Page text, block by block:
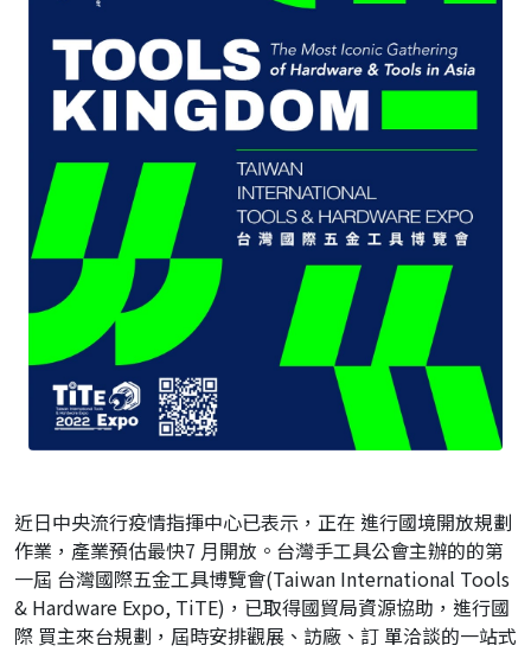
近⽇中央流⾏疫情指揮中⼼已表⽰，正在 進⾏國境開放規劃
作業，產業預估最快7 ⽉開放。台灣⼿⼯具公會主辦的的第
⼀屆 台灣國際五⾦⼯具博覽會(Taiwan International Tools
& Hardware Expo, TiTE)，已取得國貿局資源協助，進⾏國
際 買主來台規劃，屆時安排觀展、訪廠、訂 單洽談的⼀站式